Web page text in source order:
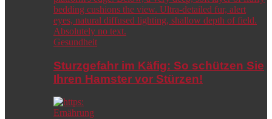
Gesundheit
Sturzgefahr im Käfig: So schützen Sie
Ihren Hamster vor Stürzen!
Ernährung